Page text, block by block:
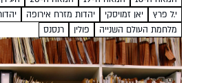
י.ל פרץ
יאן זמויסקי יהדות מזרח אירופה
מלחמת העולם השנייה
פולין רנסנס